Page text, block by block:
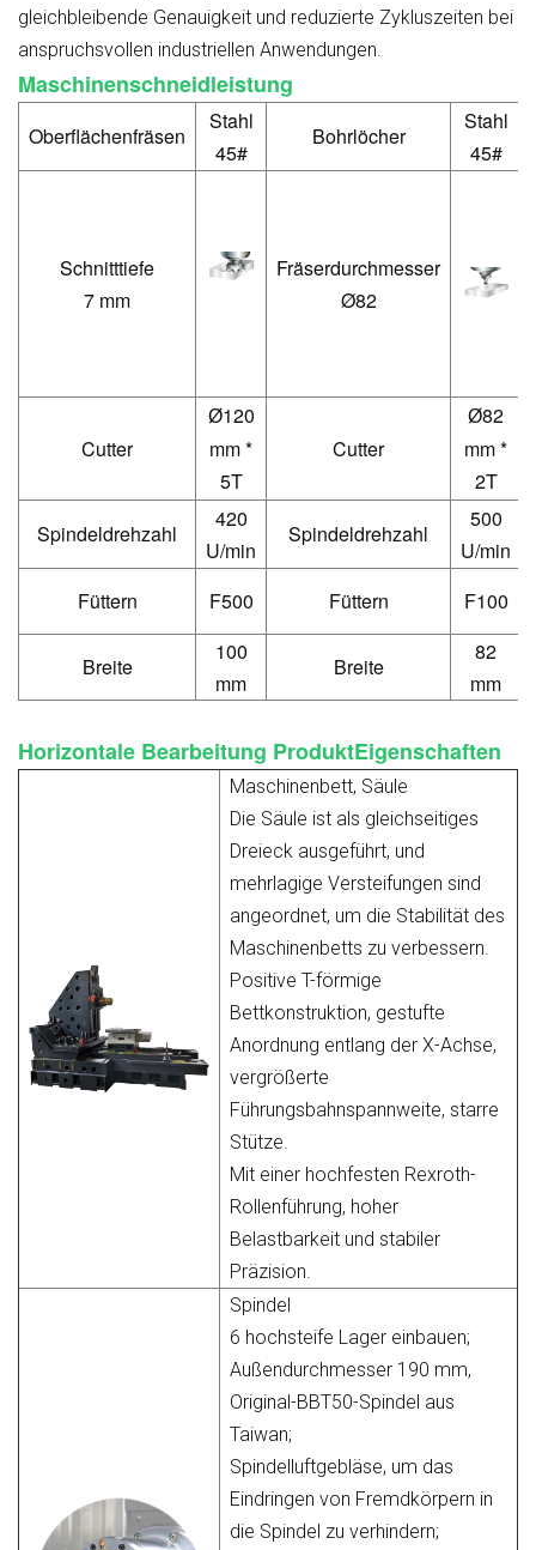
gleichbleibende Genauigkeit und reduzierte Zykluszeiten bei
anspruchsvollen industriellen Anwendungen.
Maschinenschneidleistung
Oberflächenfräsen
Stahl
45#
Bohrlöcher
Stahl
45#
Schnitttiefe
7 mm
Fräserdurchmesser
Ø82
Cutter
Ø120
mm *
5T
Cutter
Ø82
mm *
2T
Spindeldrehzahl
420
U/min
Spindeldrehzahl
500
U/min
Füttern F500 Füttern F100
Breite
100
mm
Breite
82
mm
Horizontale Bearbeitung ProduktEigenschaften
Maschinenbett, Säule
Die Säule ist als gleichseitiges
Dreieck ausgeführt, und
mehrlagige Versteifungen sind
angeordnet, um die Stabilität des
Maschinenbetts zu verbessern.
Positive T-förmige
Bettkonstruktion, gestufte
Anordnung entlang der X-Achse,
vergrößerte
Führungsbahnspannweite, starre
Stütze.
Mit einer hochfesten Rexroth-
Rollenführung, hoher
Belastbarkeit und stabiler
Präzision.
Spindel
6 hochsteife Lager einbauen;
Außendurchmesser 190 mm,
Original-BBT50-Spindel aus
Taiwan;
Spindelluftgebläse, um das
Eindringen von Fremdkörpern in
die Spindel zu verhindern;